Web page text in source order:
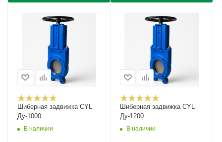
Шиберная задвижка CYL
Ду-1000
В наличии
Шиберная задвижка CYL
Ду-1200
В наличии